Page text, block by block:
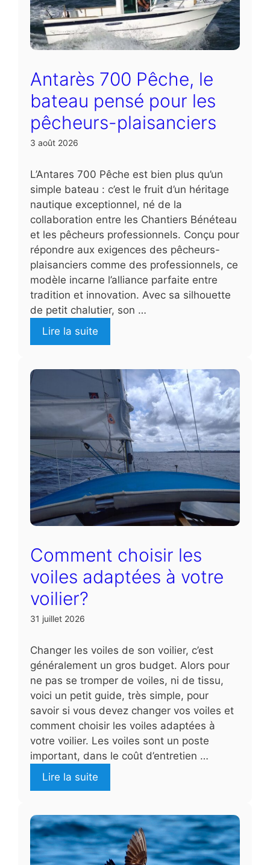
Antarès 700 Pêche, le
bateau pensé pour les
pêcheurs-plaisanciers
3 août 2026
L’Antares 700 Pêche est bien plus qu’un
simple bateau : c’est le fruit d’un héritage
nautique exceptionnel, né de la
collaboration entre les Chantiers Bénéteau
et les pêcheurs professionnels. Conçu pour
répondre aux exigences des pêcheurs-
plaisanciers comme des professionnels, ce
modèle incarne l’alliance parfaite entre
tradition et innovation. Avec sa silhouette
de petit chalutier, son …
Lire la suite
Comment choisir les
voiles adaptées à votre
voilier?
31 juillet 2026
Changer les voiles de son voilier, c’est
généralement un gros budget. Alors pour
ne pas se tromper de voiles, ni de tissu,
voici un petit guide, très simple, pour
savoir si vous devez changer vos voiles et
comment choisir les voiles adaptées à
votre voilier. Les voiles sont un poste
important, dans le coût d’entretien …
Lire la suite